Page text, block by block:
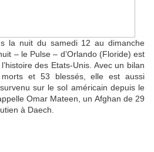
la nuit du samedi 12 au dimanche
– le Pulse – d’Orlando (Floride) est
des Etats-Unis. Avec un bilan
et 53 blessés, elle est aussi
sur le sol américain depuis le
Omar Mateen, un Afghan de 29
à Daech.